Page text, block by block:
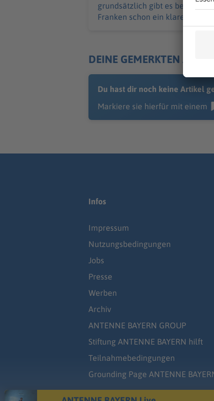
grundsätzlich gibt es bei den
Franken schon ein klares Ziel.
DEINE GEMERKTEN
Du hast dir noch keine Artikel
Markiere sie hierfür mit einem
Infos
Impressum
Nutzungsbedingungen
Jobs
Presse
Werben
Archiv
ANTENNE BAYERN GROUP
Stiftung ANTENNE BAYERN hilft
Teilnahmebedingungen
Grounding Page ANTENNE